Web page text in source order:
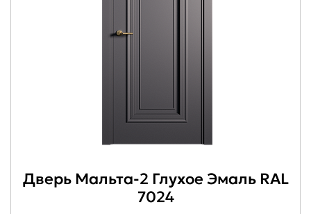
Дверь Мальта-2 Глухое Эмаль RAL
7024